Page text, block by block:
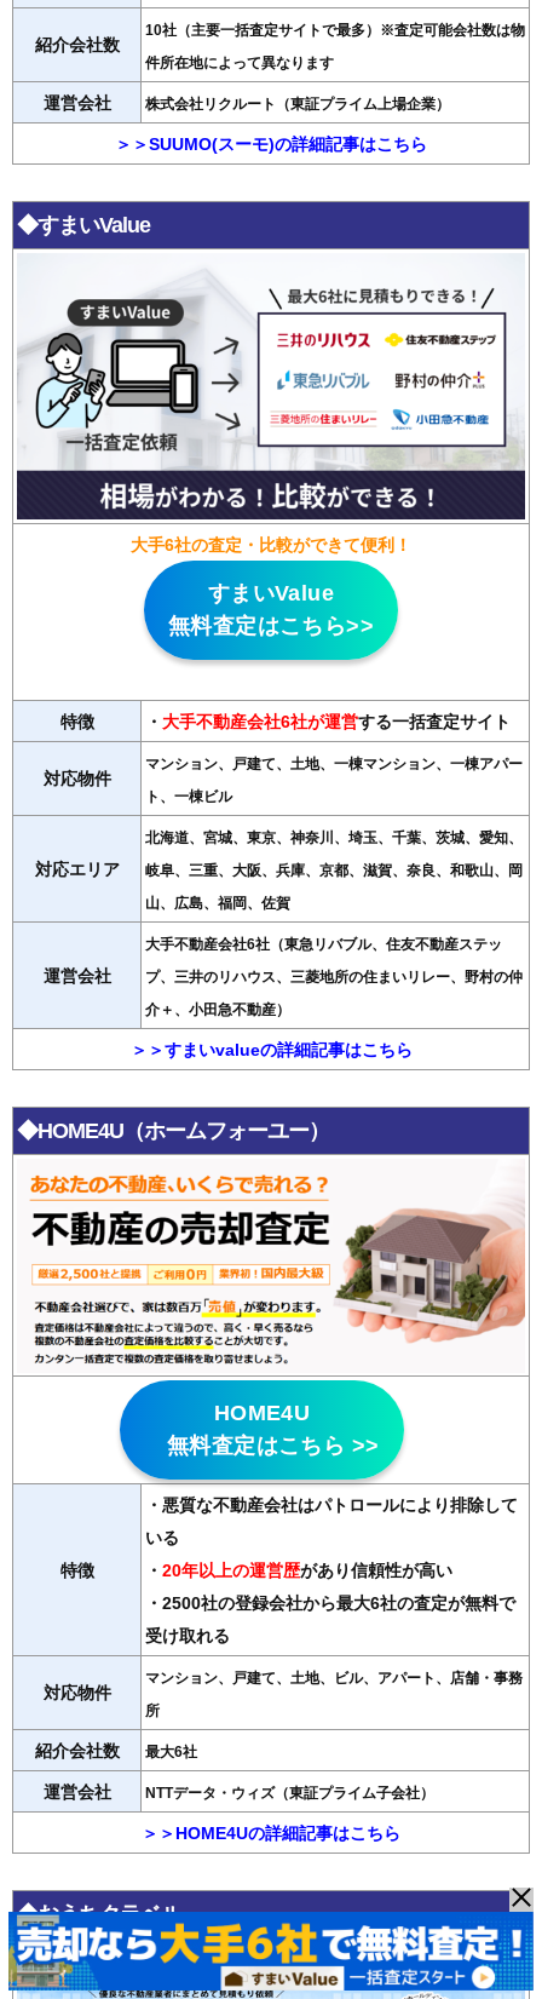
紹介会社数
10社（主要一括査定サイトで最多）※査定可能会社数は物
件所在地によって異なります
運営会社 株式会社リクルート（東証プライム上場企業）
＞＞SUUMO(スーモ)の詳細記事はこちら
◆すまいValue
大手6社の査定・比較ができて便利！
すまいValue
無料査定はこちら>>
特徴 ・ 大手不動産会社6社が運営する一括査定サイト
対応物件
マンション、戸建て、土地、一棟マンション、一棟アパー
ト、一棟ビル
対応エリア
北海道、宮城、東京、神奈川、埼玉、千葉、茨城、愛知、
岐阜、三重、大阪、兵庫、京都、滋賀、奈良、和歌山、岡
山、広島、福岡、佐賀
運営会社
大手不動産会社6社（東急リバブル、住友不動産ステッ
プ、三井のリハウス、三菱地所の住まいリレー、野村の仲
介＋、小田急不動産）
＞＞すまいvalueの詳細記事はこちら
◆HOME4U（ホームフォーユー）
HOME4U
無料査定はこちら >>
特徴
・悪質な不動産会社はパトロールにより排除して
いる
・ 20年以上の運営歴があり信頼性が高い
・2500社の登録会社から最大6社の査定が無料で
受け取れる
対応物件
マンション、戸建て、土地、ビル、アパート、店舗・事務
所
紹介会社数 最大6社
運営会社 NTTデータ・ウィズ（東証プライム子会社）
＞＞HOME4Uの詳細記事はこちら
◆おうちクラベル